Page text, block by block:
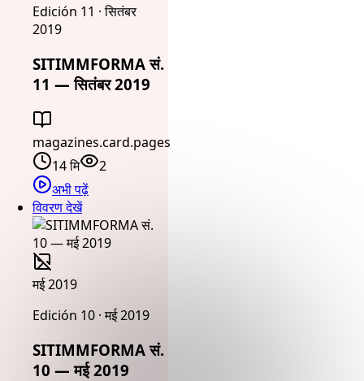
Edición 11 · सितंबर
2019
SITIMMFORMA सं.
11 — सितंबर 2019
magazines.card.pages
14 मि
2
अभी पढ़ें
विवरण देखें
मई 2019
Edición 10 · मई 2019
SITIMMFORMA सं.
10 — मई 2019